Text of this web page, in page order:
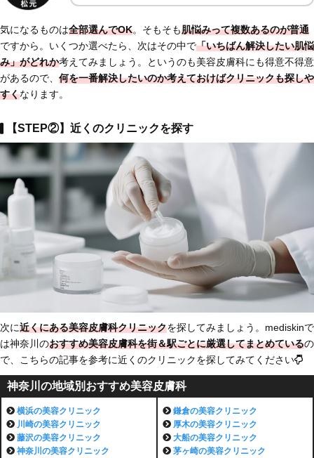
気になるものは全部選んでOK。そもそも肌悩みって複数あるのが普通
ですから。いくつか選べたら、次はその中で「いちばん解決したい肌悩
み」がどれか考えてみましょう。というのも美容皮膚科にも得意不得意
があるので、 何を一番解決したいのか考えておけばクリニックも探しや
すくなります。
【STEP②】近くのクリニックを探す
次に近くにある美容皮膚科クリニックを探してみましょう。mediskinで
は神奈川のおすすめ美容皮膚科を街＆駅ごとに厳選してまとめているの
で、こちらの記事を参考に近くのクリニックを探してみてください
神奈川の地域別おすすめ美容皮膚科
横浜の美容クリニック
川崎の美容クリニック
藤沢の美容クリニック
神奈川の美容クリニック
鎌倉の美容クリニック
厚木の美容クリニック
大船の美容クリニック
茅ヶ崎の美容クリニック